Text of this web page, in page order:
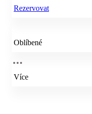
Rezervovat
Oblíbené
Více